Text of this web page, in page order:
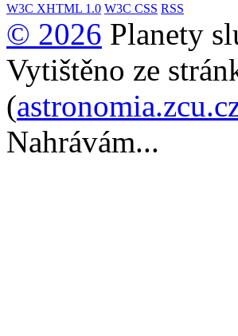
W3C XHTML 1.0 W3C CSS RSS
© 2026 Planety
Vytištěno ze
(
Nahrávám...